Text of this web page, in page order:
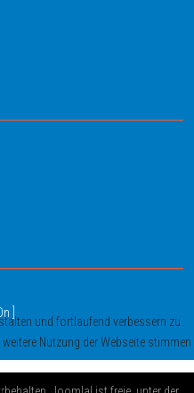
]
und fortlaufend verbessern zu
Nutzung der Webseite stimmen